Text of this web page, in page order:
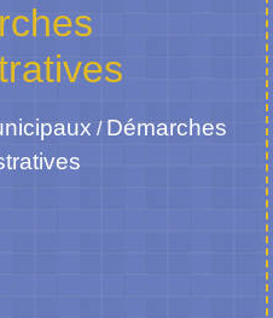
/ Démarches